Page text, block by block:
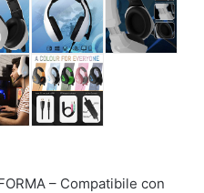
– Compatibile con